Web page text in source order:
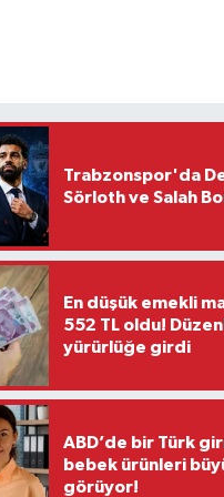
Trabzonspor'da
Sörloth ve Salah
En düşük emekli
552 TL oldu!
yürürlüğe girdi
ABD’de bir Türk
bebek ürünleri
görüyor!